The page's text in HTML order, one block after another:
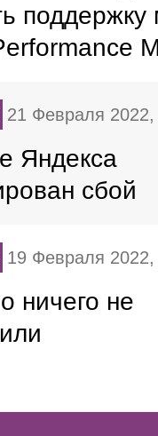
поддержку
21 Февраля 2022,
Яндекса
сбой
19 Февраля 2022,
ничего не